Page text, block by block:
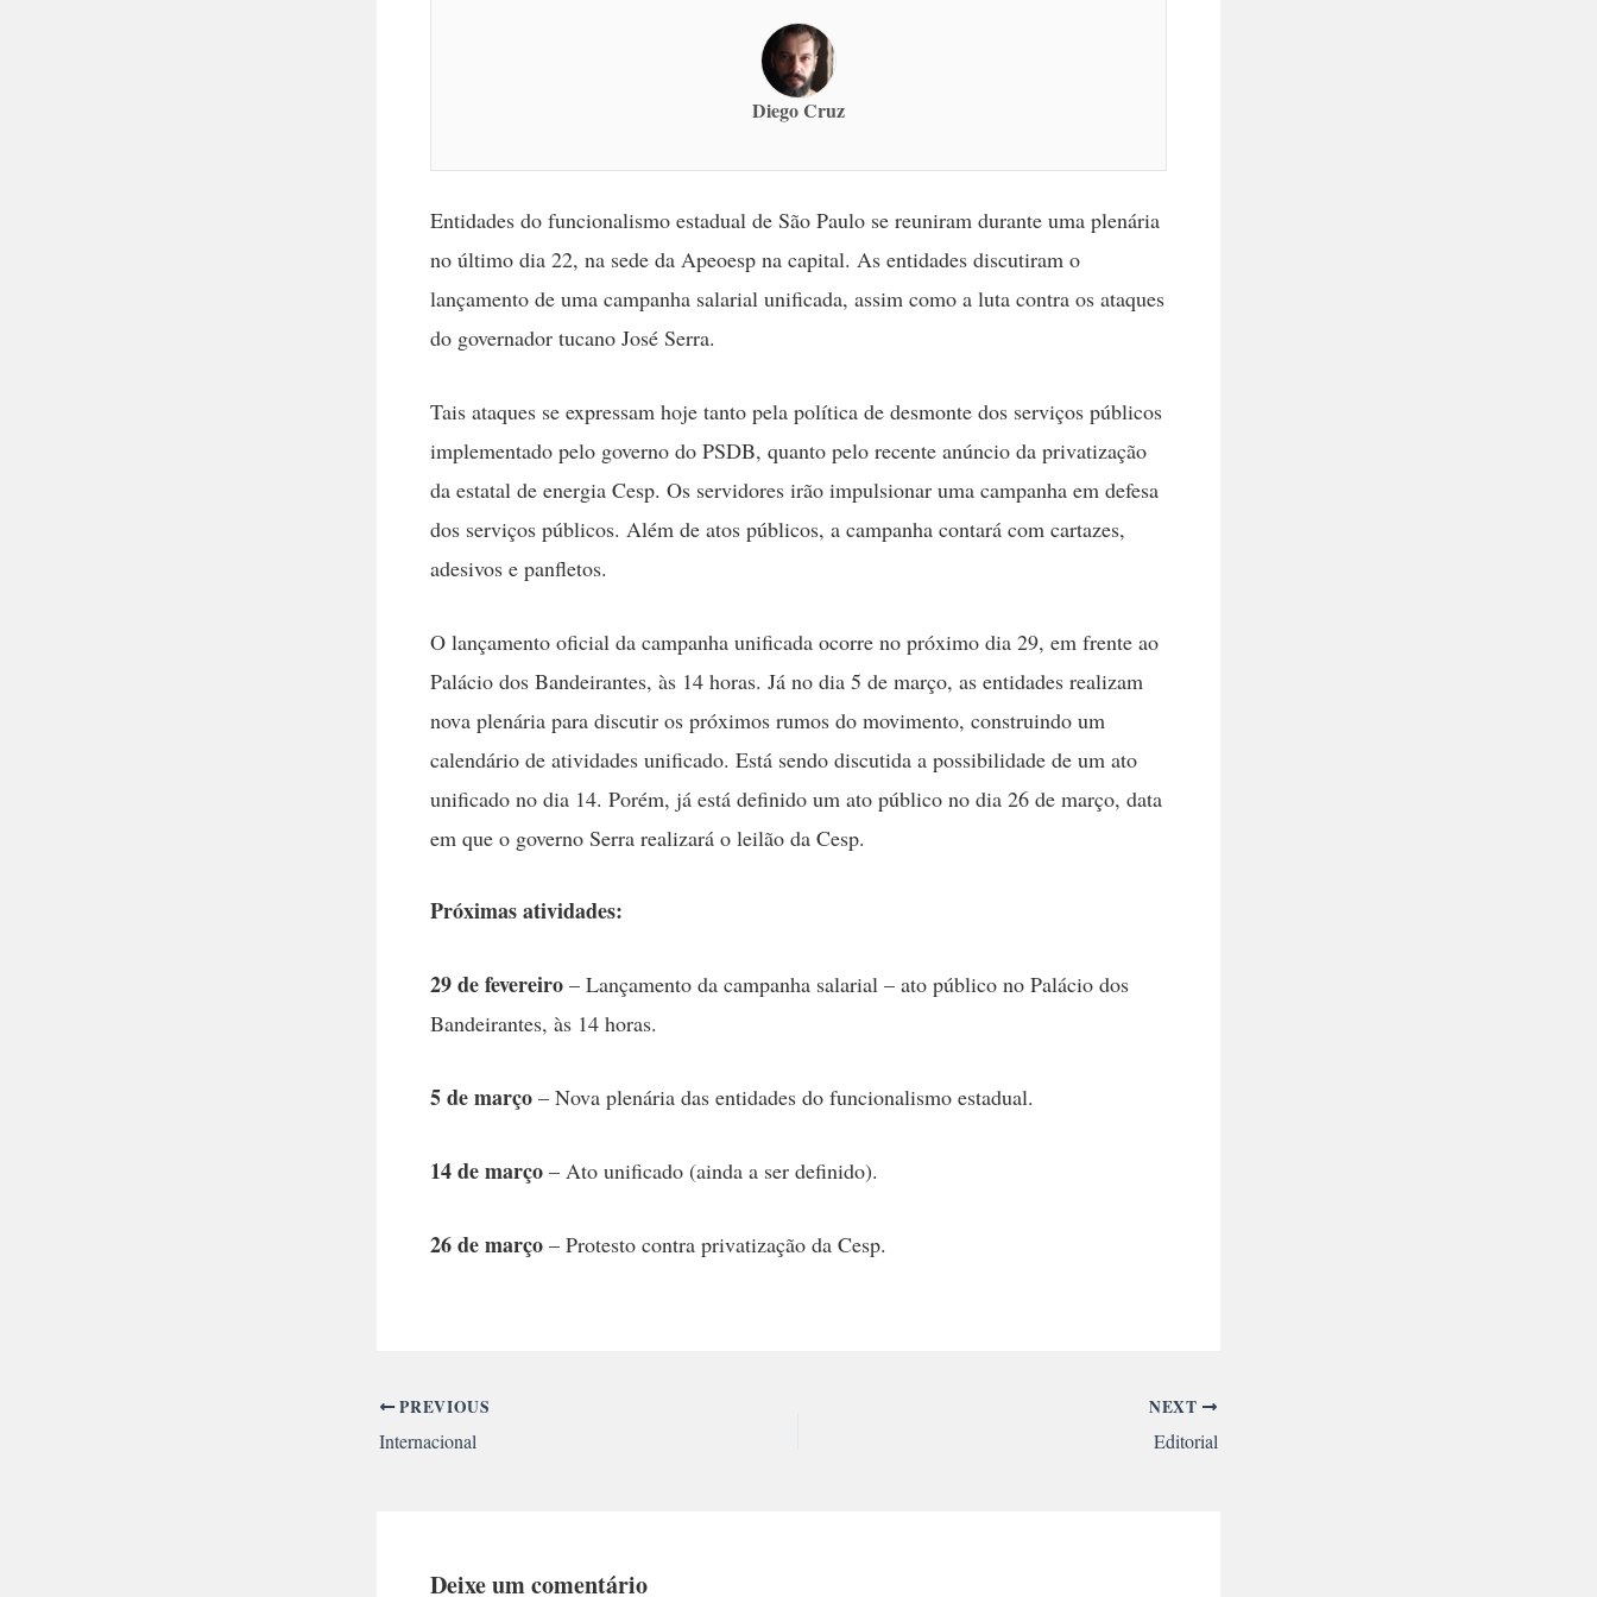
Diego Cruz
Entidades do funcionalismo estadual de São Paulo se reuniram durante uma plenária
no último dia 22, na sede da Apeoesp na capital. As entidades discutiram o
lançamento de uma campanha salarial unificada, assim como a luta contra os ataques
do governador tucano José Serra.
Tais ataques se expressam hoje tanto pela política de desmonte dos serviços públicos
implementado pelo governo do PSDB, quanto pelo recente anúncio da privatização
da estatal de energia Cesp. Os servidores irão impulsionar uma campanha em defesa
dos serviços públicos. Além de atos públicos, a campanha contará com cartazes,
adesivos e panfletos.
O lançamento oficial da campanha unificada ocorre no próximo dia 29, em frente ao
Palácio dos Bandeirantes, às 14 horas. Já no dia 5 de março, as entidades realizam
nova plenária para discutir os próximos rumos do movimento, construindo um
calendário de atividades unificado. Está sendo discutida a possibilidade de um ato
unificado no dia 14. Porém, já está definido um ato público no dia 26 de março, data
em que o governo Serra realizará o leilão da Cesp.
Próximas atividades:
29 de fevereiro – Lançamento da campanha salarial – ato público no Palácio dos
Bandeirantes, às 14 horas.
5 de março – Nova plenária das entidades do funcionalismo estadual.
14 de março – Ato unificado (ainda a ser definido).
26 de março – Protesto contra privatização da Cesp.
PREVIOUS
Internacional
NEXT
Editorial
Deixe um comentário